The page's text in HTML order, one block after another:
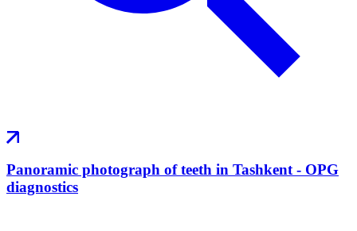
Panoramic photograph of teeth in Tashkent - OPG
diagnostics